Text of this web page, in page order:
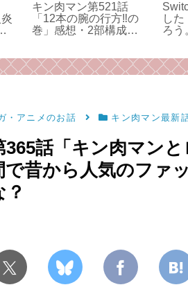
キン肉マン第521話
「12本の腕の行方‼の
巻」感想・2部構成。
（毒成分強めのため注
意）
し
ろう
・アニメのお話 キン肉マン最新
365話「キン肉マン
昔から人気のファ